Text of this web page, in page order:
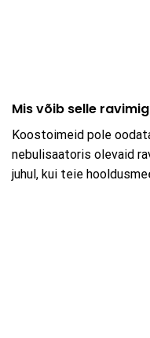
Mis võib selle
Koostoimeid pole
nebulisaatoris olevaid
juhul, kui teie